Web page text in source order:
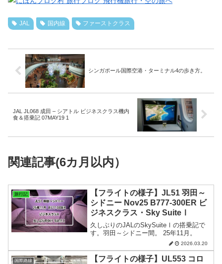
JAL 国内線 ファーストクラス
シンガポール国際空港・ターミナル4の歩き方。
JAL JL068 成田 – シアトル ビジネスクラス機内
食＆搭乗記 07MAY19 1
関連記事(6カ月以内）
旅行記
【フライトの様子】JL51 羽田～
シドニー Nov25 B777-300ER ビ
ジネスクラス・Sky SuiteⅠ
久しぶりのJALのSkySuiteⅠの搭乗記で
す。羽田～シドニー間。 25年11月。
2026.03.20
国際路線
【フライトの様子】UL553 コロ